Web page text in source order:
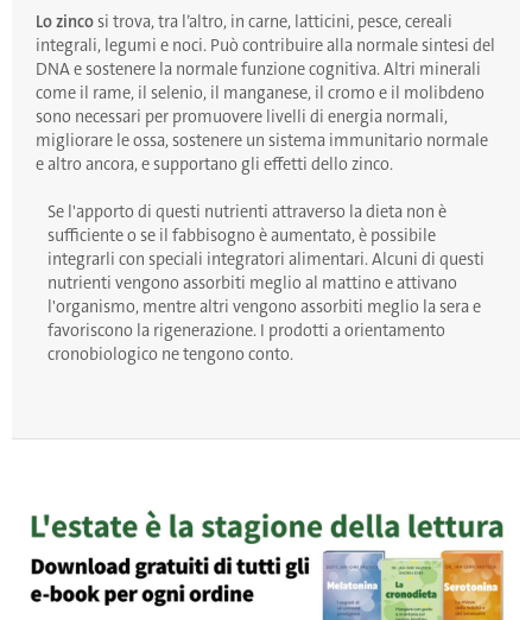
Lo zincosi trova, tra l’altro, in carne, latticini, pesce, cereali
integrali, legumi e noci. Può contribuire alla normale sintesi del
DNA e sostenere la normale funzione cognitiva. Altri minerali
come il rame, il selenio, il manganese, il cromo e il molibdeno
sono necessari per promuovere livelli di energia normali,
migliorare le ossa, sostenere un sistema immunitario normale
e altro ancora, e supportano gli effetti dello zinco.
Se l'apporto di questi nutrienti attraverso la dieta non è
sufficiente o se il fabbisogno è aumentato, è possibile
integrarli con speciali integratori alimentari. Alcuni di questi
nutrienti vengono assorbiti meglio al mattino e attivano
l'organismo, mentre altri vengono assorbiti meglio la sera e
favoriscono la rigenerazione. I prodotti a orientamento
cronobiologico ne tengono conto.